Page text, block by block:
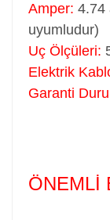
Amper: 4.74
uyumludur)
Uç Ölçüleri:
Elektrik
Garanti
ÖNEMLİ